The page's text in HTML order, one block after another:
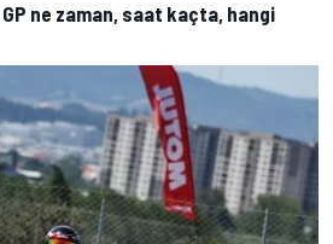
ne zaman, saat kaçta, hangi